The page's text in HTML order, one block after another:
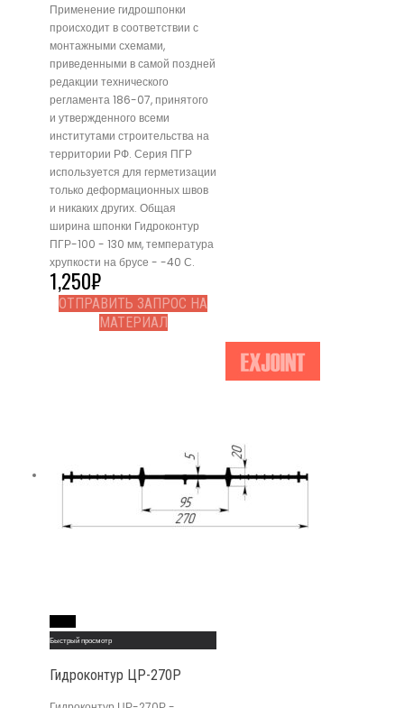
Применение гидрошпонки
происходит в соответствии с
монтажными схемами,
приведенными в самой поздней
редакции технического
регламента 186-07, принятого
и утвержденного всеми
институтами строительства на
территории РФ. Серия ПГР
используется для герметизации
только деформационных швов
и никаких других. Общая
ширина шпонки Гидроконтур
ПГР-100 - 130 мм, температура
хрупкости на брусе - -40 С.
1,250₽
ОТПРАВИТЬ ЗАПРОС НА
МАТЕРИАЛ
Быстрый просмотр
Гидроконтур ЦР-270Р